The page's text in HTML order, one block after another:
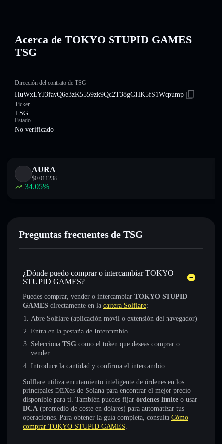
Acerca de TOKYO STUPID GAMES
TSG
Dirección del contrato de TSG
HuWxLYJ3favQ6e3zK5559zk9Qd2T38gGHK5fS1Wcpump
Ticker
TSG
Estado
No verificado
AURA
$0.011238
34.05%
Preguntas frecuentes de TSG
¿Dónde puedo comprar o intercambiar TOKYO
STUPID GAMES?
Puedes comprar, vender o intercambiar TOKYO STUPID
GAMES directamente en la cartera Solflare:
Abre Solflare (aplicación móvil o extensión del navegador)
Entra en la pestaña de Intercambio
Selecciona TSG como el token que deseas comprar o
vender
Introduce la cantidad y confirma el intercambio
Solflare utiliza enrutamiento inteligente de órdenes en los
principales DEXes de Solana para encontrar el mejor precio
disponible para ti. También puedes fijar órdenes límite o usar
DCA (promedio de coste en dólares) para automatizar tus
operaciones. Para obtener la guía completa, consulta Cómo
comprar TOKYO STUPID GAMES.